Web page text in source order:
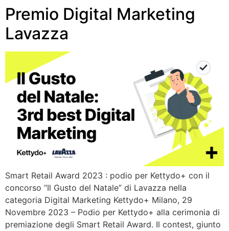
Premio Digital Marketing
Lavazza
Smart Retail Award 2023 : podio per Kettydo+ con il
concorso “Il Gusto del Natale” di Lavazza nella
categoria Digital Marketing Kettydo+ Milano, 29
Novembre 2023 – Podio per Kettydo+ alla cerimonia di
premiazione degli Smart Retail Award. Il contest, giunto